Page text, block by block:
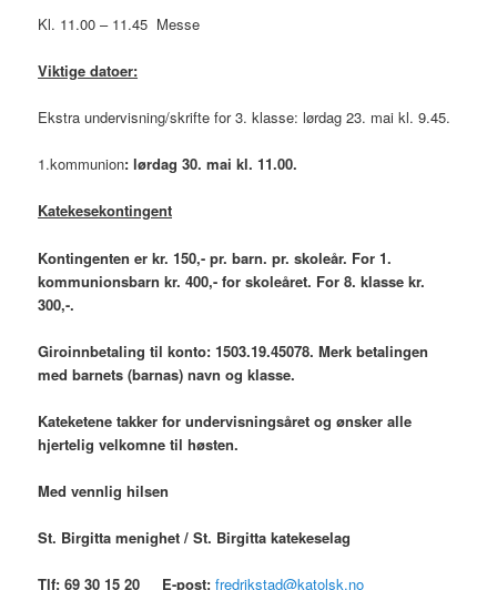
Kl. 11.00 – 11.45 Messe
Viktige datoer:
Ekstra undervisning/skrifte for 3. klasse: lørdag 23. mai kl. 9.45.
1.kommunion: lørdag 30. mai kl. 11.00.
Katekesekontingent
Kontingenten er kr. 150,- pr. barn. pr. skoleår. For 1.
kommunionsbarn kr. 400,- for skoleåret. For 8. klasse kr.
300,-.
Giroinnbetaling til konto: 1503.19.45078. Merk betalingen
med barnets (barnas) navn og klasse.
Kateketene takker for undervisningsåret og ønsker alle
hjertelig velkomne til høsten.
Med vennlig hilsen
St. Birgitta menighet / St. Birgitta katekeselag
Tlf: 69 30 15 20 E-post:fredrikstad@katolsk.no